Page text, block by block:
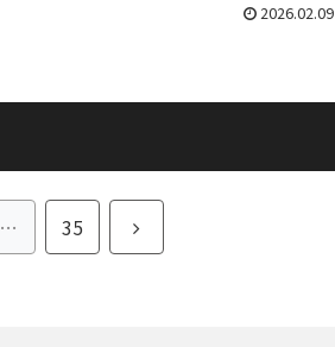
2026.02.09
… 35
次